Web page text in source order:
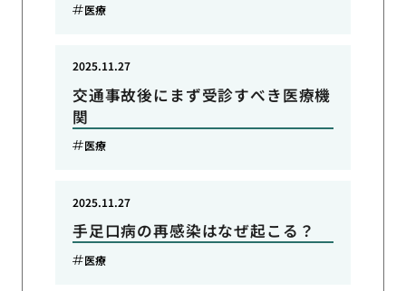
医療
交通事故後にまず受診すべき医療機
関
2025.11.27
医療
手足口病の再感染はなぜ起こる？
2025.11.27
医療